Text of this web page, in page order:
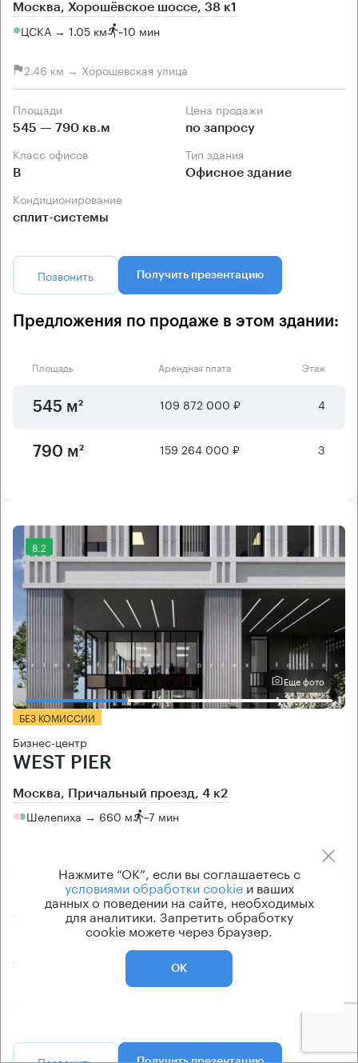
Москва, Хорошёвское шоссе, 38 к1
ЦСКА → 1.05 км ~10 мин
2.46 км → Хорошевская улица
Площади
545 — 790 кв.м
Цена продажи
по запросу
Класс офисов
B
Тип здания
Офисное здание
Кондиционирование
сплит-системы
Позвонить Получить презентацию
Предложения по продаже в этом здании:
Площадь Арендная плата Этаж
545 м² 109 872 000 ₽ 4
790 м² 159 264 000 ₽ 3
8.2
Еще фото
БЕЗ КОМИССИИ
Бизнес-центр
WEST PIER
Москва, Причальный проезд, 4 к2
Шелепиха → 660 м ~7 мин
30 — 452 кв.м
Цена продажи
по запросу
Класс офисов Тип здания
Бизнес-центр
Нажмите “ОК”, если вы соглашаетесь с
условиями обработки cookieи ваших
данных о поведении на сайте, необходимых
для аналитики. Запретить обработку
cookie можете через браузер.
ОК